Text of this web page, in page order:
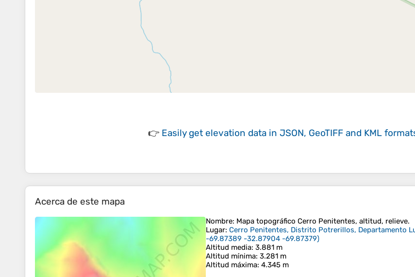
👉 Easily get elevation data in JSON, GeoTIFF and KML
Acerca de este mapa
Nombre: Mapa topográfico Cerro Penitentes, altitud, relieve.
Lugar: Cerro Penitentes, Distrito Potrerillos, Departamento
-69.87389 -32.87904 -69.87379)
Altitud media: 3.881 m
Altitud mínima: 3.281 m
Altitud máxima: 4.345 m